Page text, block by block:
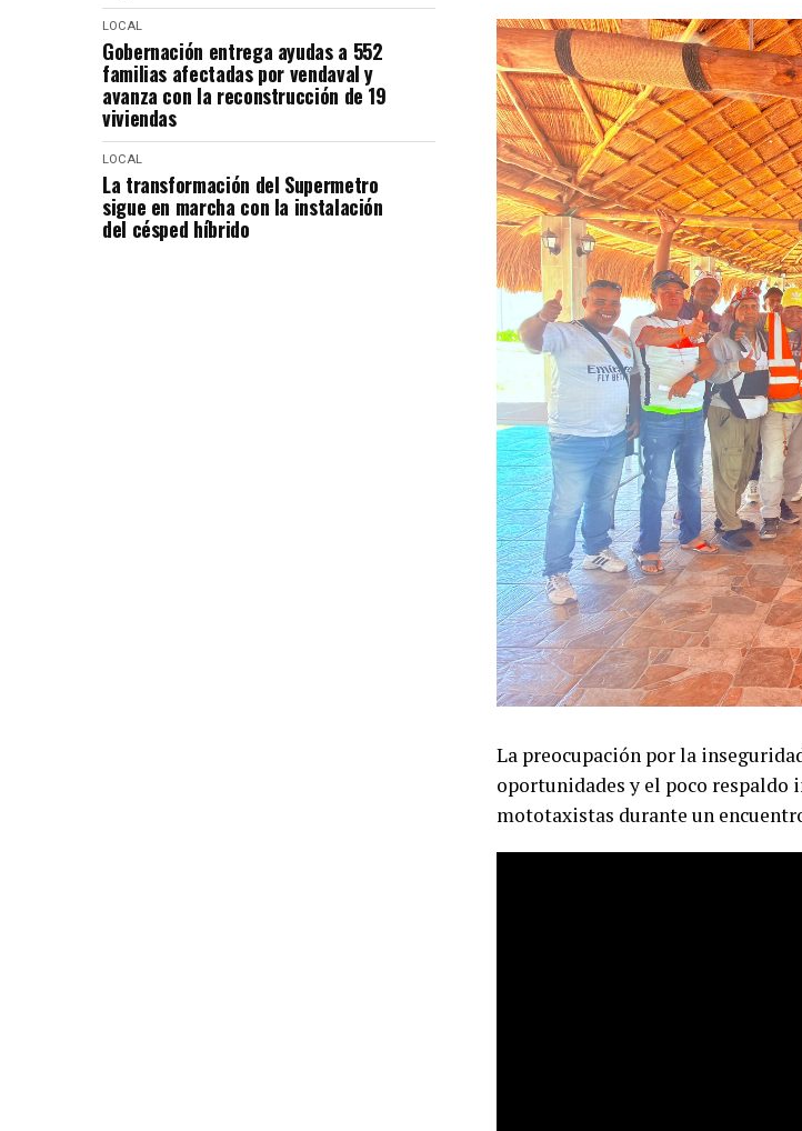
LOCAL
Gobernación entrega ayudas a 552
familias afectadas por vendaval y
avanza con la reconstrucción de 19
viviendas
LOCAL
La transformación del Supermetro
sigue en marcha con la instalación
del césped híbrido
La preocupación por la
oportunidades y el poco respaldo
mototaxistas durante un